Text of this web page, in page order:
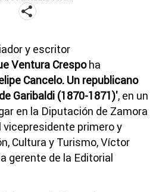
y escritor
Ventura Crespoha
Cancelo. Un republicano
Garibaldi (1870-1871)', en un
en la Diputación de Zamora
vicepresidente primero y
Cultura y Turismo, Víctor
gerente de la Editorial